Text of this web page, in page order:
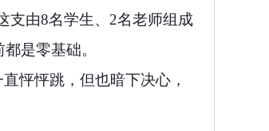
支由8名学生、2名老师组成
是零基础。
怦怦跳，但也暗下决心，